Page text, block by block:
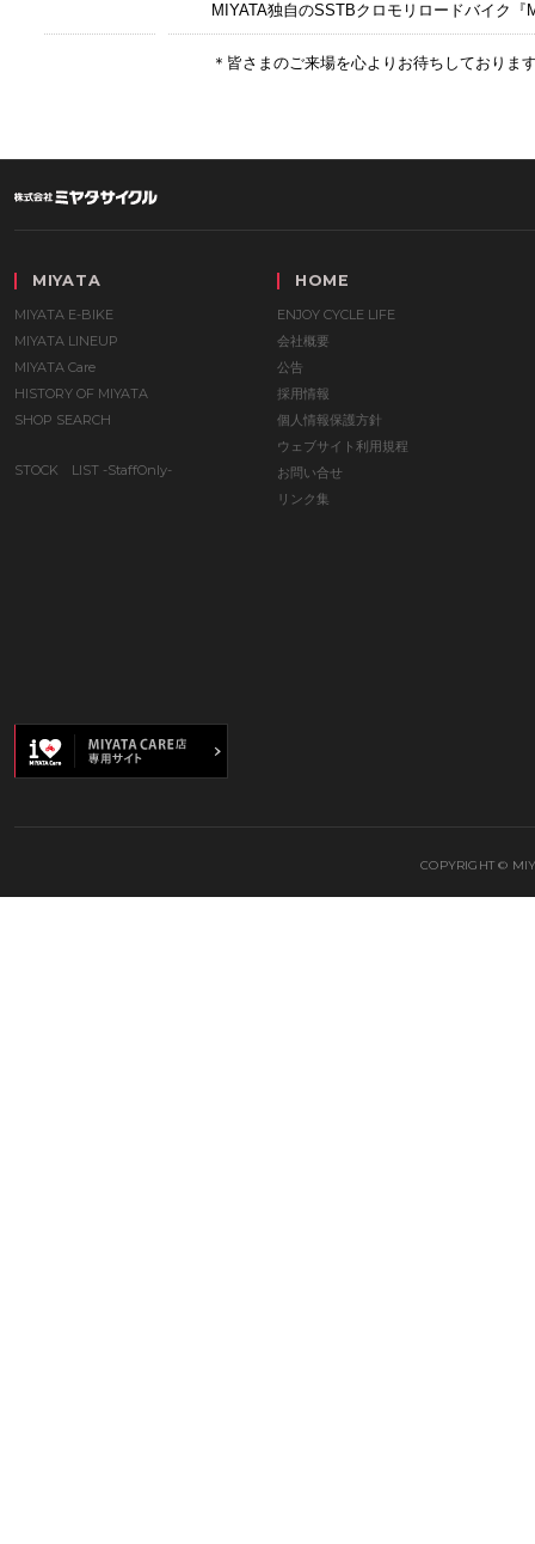
MIYATA独自のSSTBクロモリロードバイク
＊皆さまのご来場を心よりお待ちしておりま
MIYATA
MIYATA E-BIKE
MIYATA LINEUP
MIYATA Care
HISTORY OF MIYATA
SHOP SEARCH
STOCK LIST -StaffOnly-
HOME
ENJOY CYCLE LIFE
会社概要
公告
採用情報
個人情報保護方針
ウェブサイト利用規程
お問い合せ
リンク集
COPYRIGHT ©